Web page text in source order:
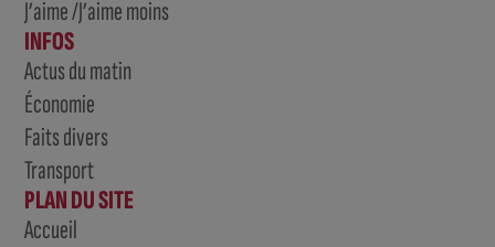
J’aime /J’aime moins
INFOS
Actus du matin
Économie
Faits divers
Transport
PLAN DU SITE
Accueil